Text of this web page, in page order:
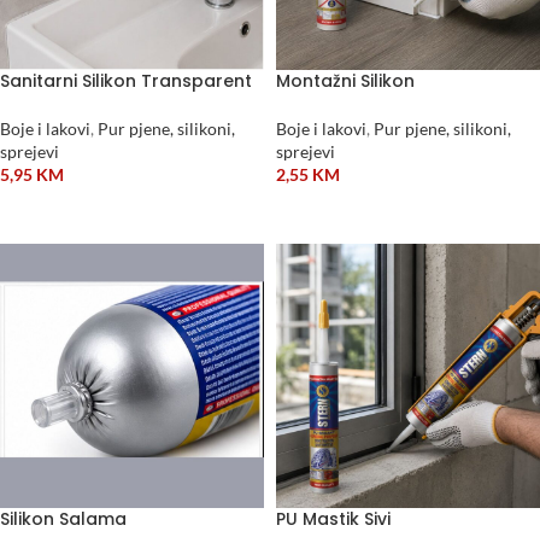
Sanitarni Silikon Transparent
Boje i lakovi, Pur pjene, silikoni,
sprejevi
5,95 KM
Montažni Silikon
Boje i lakovi, Pur pjene, silikoni,
sprejevi
2,55 KM
Silikon Salama PU Mastik Sivi